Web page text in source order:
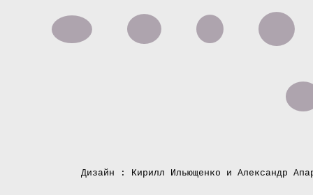
Дизайн : Кирилл Ильющенко и Александр